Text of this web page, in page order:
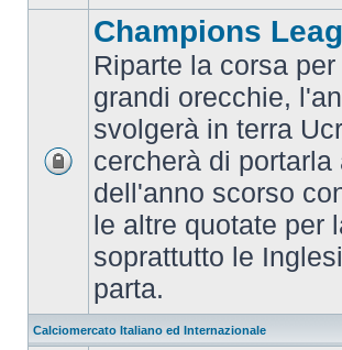
Champions
Riparte la corsa
grandi orecchie,
svolgerà in terra
cercherà di
dell'anno scorso
le altre quotate per
soprattutto le
parta.
Calciomercato Italiano ed Internazionale